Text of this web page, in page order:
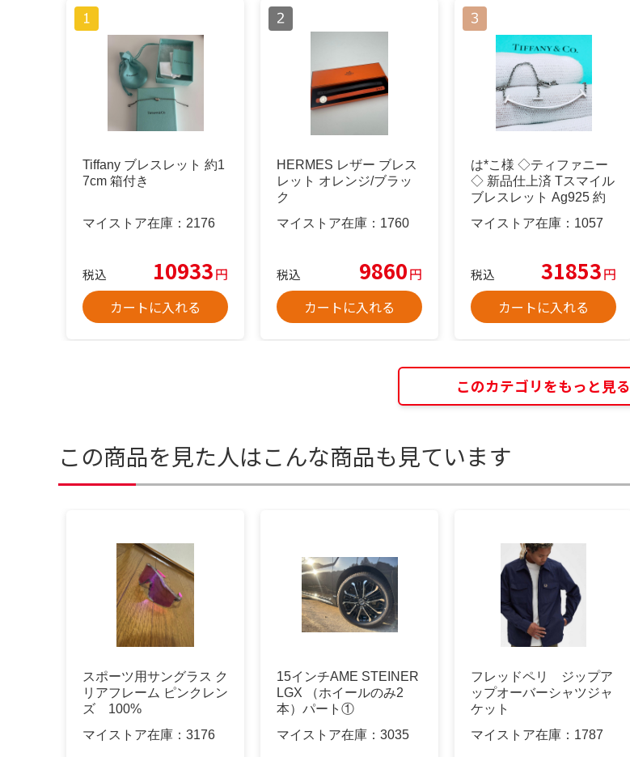
Tiffany ブレスレット 約1
7cm 箱付き
マイストア在庫： 2176
税込 10933円
カートに入れる
HERMES レザー ブレス
レット オレンジ/ブラッ
ク
マイストア在庫： 1760
税込 9860円
カートに入れる
は*こ様 ◇ティファニー
◇ 新品仕上済 Tスマイル
ブレスレット Ag925 約
マイストア在庫： 1057
税込 31853円
カートに入れる
このカテゴリをもっと見る
この商品を見た人はこんな商品も見ています
スポーツ用サングラス ク
リアフレーム ピンクレン
ズ 100%
マイストア在庫： 3176
15インチAME STEINER
LGX （ホイールのみ2
本）パート①
マイストア在庫： 3035
フレッドペリ ジップア
ップオーバーシャツジャ
ケット
マイストア在庫： 1787